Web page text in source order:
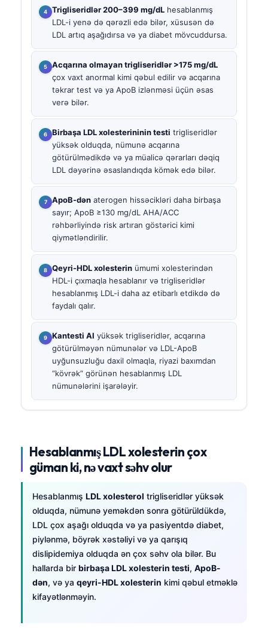
Trigliseridlər 200–399 mg/dL hesablanmış
LDL-i yenə də qərəzli edə bilər, xüsusən də
LDL artıq aşağıdırsa və ya diabet mövcuddursa.
Acqarına olmayan trigliseridlər >175 mg/dL
çox vaxt anormal kimi qəbul edilir və acqarına
təkrar test və ya ApoB izlənməsi üçün əsas
verə bilər.
Birbaşa LDL xolesterininin testi trigliseridlər
yüksək olduqda, nümunə acqarına
götürülmədikdə və ya müalicə qərarları dəqiq
LDL dəyərinə əsaslandıqda kömək edə bilər.
ApoB-dən aterogen hissəcikləri daha birbaşa
sayır; ApoB ≥130 mg/dL AHA/ACC
rəhbərliyində risk artıran göstərici kimi
qiymətləndirilir.
Qeyri-HDL xolesterin ümumi xolesterindən
HDL-i çıxmaqla hesablanır və trigliseridlər
hesablanmış LDL-i daha az etibarlı etdikdə də
faydalı qalır.
Kantesti AI yüksək trigliseridlər, acqarına
götürülməyən nümunələr və LDL-ApoB
uyğunsuzluğu daxil olmaqla, riyazi baxımdan
“kövrək” görünən hesablanmış LDL
nümunələrini işarələyir.
Hesablanmış LDL xolesterin çox
güman ki, nə vaxt səhv olur
Hesablanmış LDL xolesterol trigliseridlər yüksək
olduqda, nümunə yeməkdən sonra götürüldükdə,
LDL çox aşağı olduqda və ya pasiyentdə diabet,
piylənmə, böyrək xəstəliyi və ya qarışıq
dislipidemiya olduqda ən çox səhv ola bilər. Bu
hallarda bir birbaşa LDL xolesterin testi, ApoB-
dən, və ya qeyri-HDL xolesterin kimi qəbul etməklə
kifayətlənməyin.